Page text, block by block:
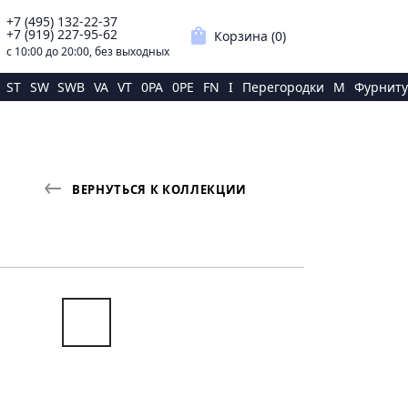
+7 (495) 132-22-37
+7 (919) 227-95-62
с 10:00 до 20:00, без выходных
shopping_bag Корзина (0)
ST SW SWB VA VT 0PA 0PE FN I Перегородки M
ВЕРНУТЬСЯ К КОЛЛЕКЦИИ